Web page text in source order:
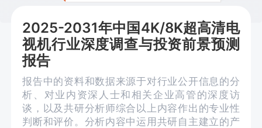
2025-2031年中国4K/8K超高清电
视机行业深度调查与投资前景预测
报告
报告中的资料和数据来源于对行业公开信息的分
析、对业内资深人士和相关企业高管的深度访
谈，以及共研分析师综合以上内容作出的专业性
判断和评价。分析内容中运用共研自主建立的产